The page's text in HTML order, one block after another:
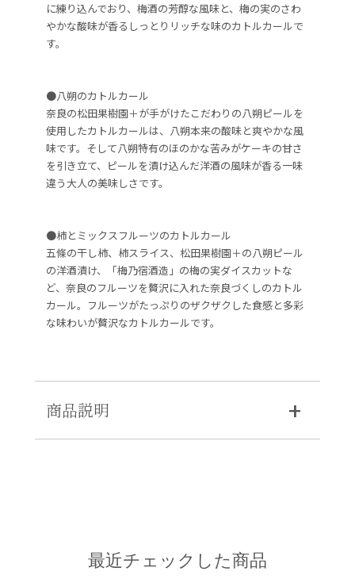
に練り込んでおり、梅酒の芳醇な風味と、梅の実のさわ
やかな酸味が香るしっとりリッチな味のカトルカールで
す。
●八朔のカトルカール
奈良の松田果樹園＋が手がけたこだわりの八朔ピールを
使用したカトルカールは、八朔本来の酸味と爽やかな風
味です。そして八朔特有のほのかな苦みがケーキの甘さ
を引き立て、ピールを漬け込んだ洋酒の風味が香る一味
違う大人の美味しさです。
●柿とミックスフルーツのカトルカール
五條の干し柿、柿スライス、松田果樹園＋の八朔ピール
の洋酒漬け、「梅乃宿酒造」の梅の実ダイスカットな
ど、奈良のフルーツを贅沢に入れた奈良づくしのカトル
カール。フルーツがたっぷりのザクザクした食感と多彩
な味わいが贅沢なカトルカールです。
商品説明
最近チェックした商品